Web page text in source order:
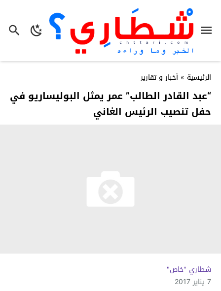
الرئيسية » أخبار و تقارير
“عبد القادر الطالب” عمر يمثل البوليساريو في
حفل تنصيب الرئيس الغاني
شطاري "خاص"
7 يناير 2017